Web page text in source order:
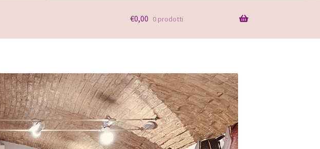
€0,00 0 prodotti